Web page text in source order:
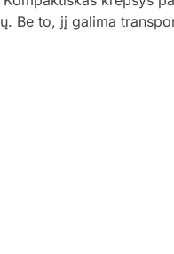
Be to, jį galima